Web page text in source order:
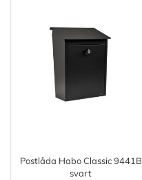
Postlåda Habo Classic 9441B
svart